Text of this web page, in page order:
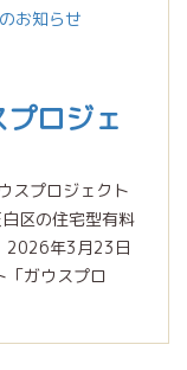
ロジェ
スプロジェクト
区の住宅型有料
2026年3月23日
「ガウスプロ